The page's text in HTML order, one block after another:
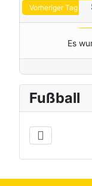
Vorheriger Tag
Es
Fußball